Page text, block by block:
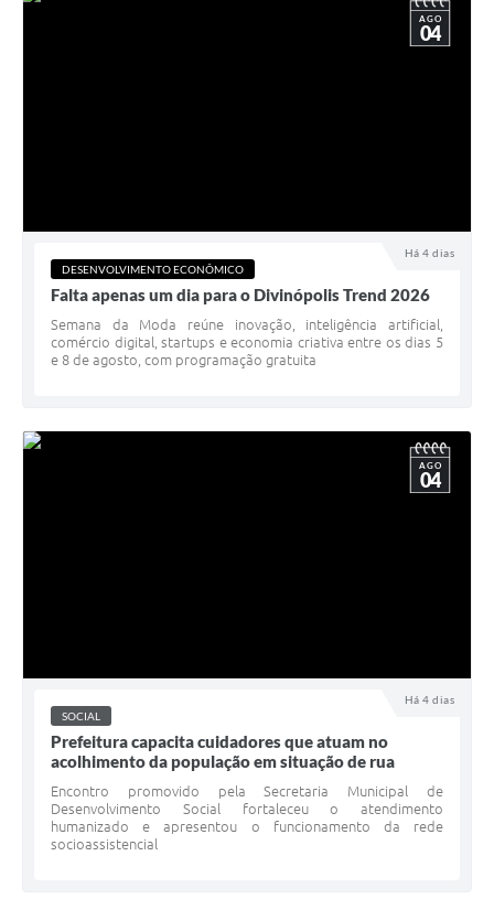
Há 4 dias
AGO
04
DESENVOLVIMENTO ECONÔMICO
Falta apenas um dia para o Divinópolis Trend 2026
Semana da Moda reúne inovação, inteligência artificial,
comércio digital, startups e economia criativa entre os dias 5
e 8 de agosto, com programação gratuita
Há 4 dias
AGO
04
SOCIAL
Prefeitura capacita cuidadores que atuam no
acolhimento da população em situação de rua
Encontro promovido pela Secretaria Municipal de
Desenvolvimento Social fortaleceu o atendimento
humanizado e apresentou o funcionamento da rede
socioassistencial